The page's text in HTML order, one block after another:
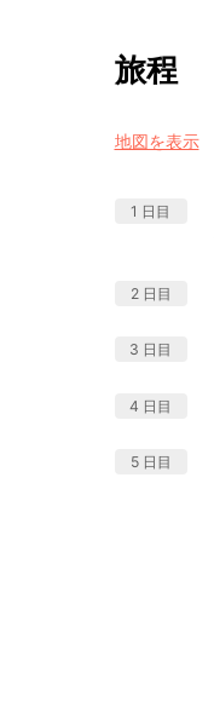
旅程
地図を表示
1 日目
2 日目
3 日目
4 日目
5 日目